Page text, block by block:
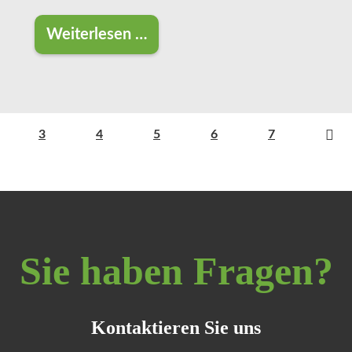
Weiterlesen …
LANUK vergibt 1 Million Euro
3 4 5 6 7
Sie haben Fragen?
Kontaktieren Sie uns